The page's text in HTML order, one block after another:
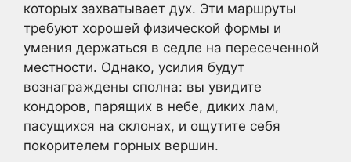
которых захватывает дух. Эти маршруты
требуют хорошей физической формы и
умения держаться в седле на пересеченной
местности. Однако, усилия будут
вознаграждены сполна: вы увидите
кондоров, парящих в небе, диких лам,
пасущихся на склонах, и ощутите себя
покорителем горных вершин.